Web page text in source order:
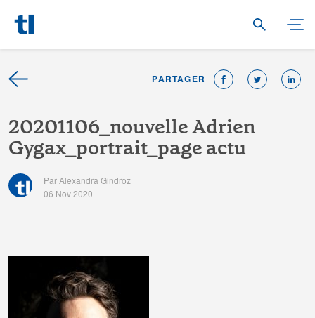
PARTAGER
20201106 nouvelleAdrien
Gygax portrait pageactu
Par Alexandra Gindroz
06 Nov 2020